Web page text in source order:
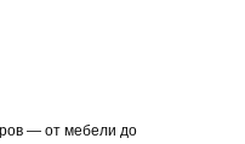
— от мебели до